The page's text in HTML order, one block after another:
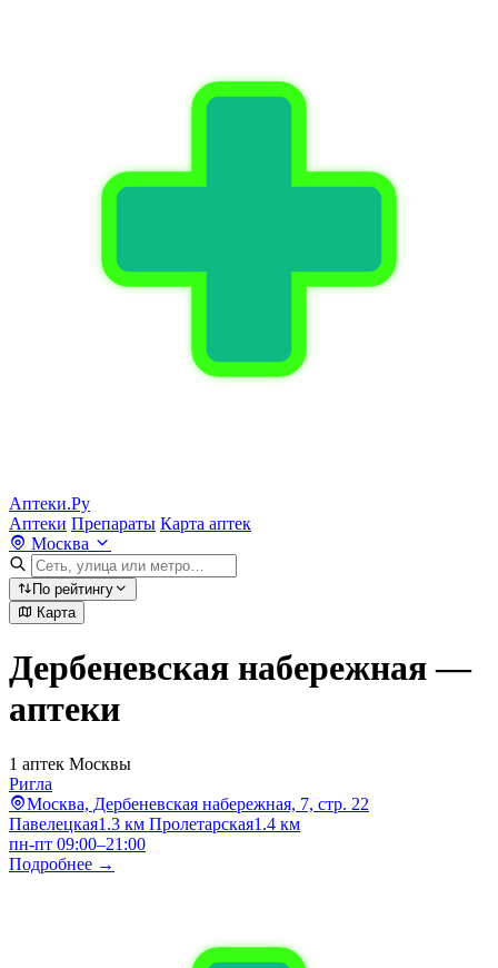
Аптеки.Ру
Аптеки Препараты Карта аптек
Москва
По рейтингу
Карта
Дербеневская набережная —
аптеки
1 аптек Москвы
Ригла
Москва, Дербеневская набережная, 7, стр. 22
Павелецкая1.3 км Пролетарская1.4 км
пн-пт 09:00–21:00
Подробнее →